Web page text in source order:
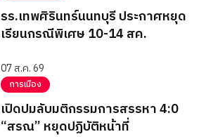
รร.เทพศิรินทร์นนทบุรี ประกาศหยุด
เรียนกรณีพิเศษ 10-14 สค.
07 ส.ค. 69
การเมือง
เปิดปมลับมติกรรมการสรรหา 4:0
“สรณ” หยุดปฏิบัติหน้าที่